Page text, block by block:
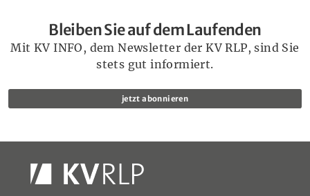
Bleiben Sie auf dem Laufenden
Mit KV INFO, dem Newsletter der KV RLP, sind Sie
stets gut informiert.
jetzt abonnieren